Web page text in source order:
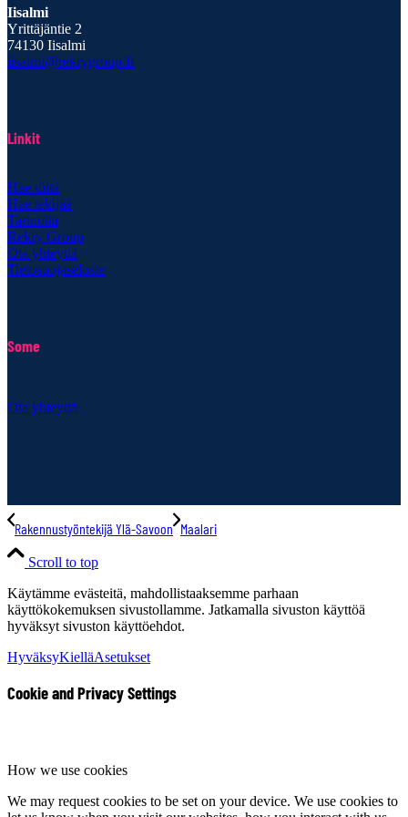
Iisalmi
Yrittäjäntie 2
74130 Iisalmi
iisalmi@rekrygroup.fi
Linkit
Hae töitä
Hae tekijää
Tarinoita
Rekry Group
Ota yhteyttä
Tietosuojaseloste
Some
Ota yhteyttä
Rakennustyöntekijä Ylä-Savoon Maalari
Scroll to top
Käytämme evästeitä, mahdollistaaksemme parhaan
käyttökokemuksen sivustollamme. Jatkamalla sivuston käyttöä
hyväksyt sivuston käyttöehdot.
HyväksyKielläAsetukset
Cookie and Privacy Settings
How we use cookies
We may request cookies to be set on your device. We use cookies to